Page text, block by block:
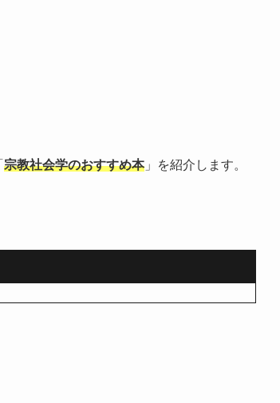
宗教社会学のおすすめ本」を紹介します。